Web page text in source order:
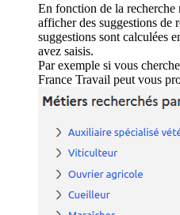
En fonction de la recherche
afficher des suggestions de
suggestions sont calculées
avez saisis.
Par exemple si vous
France Travail peut vous